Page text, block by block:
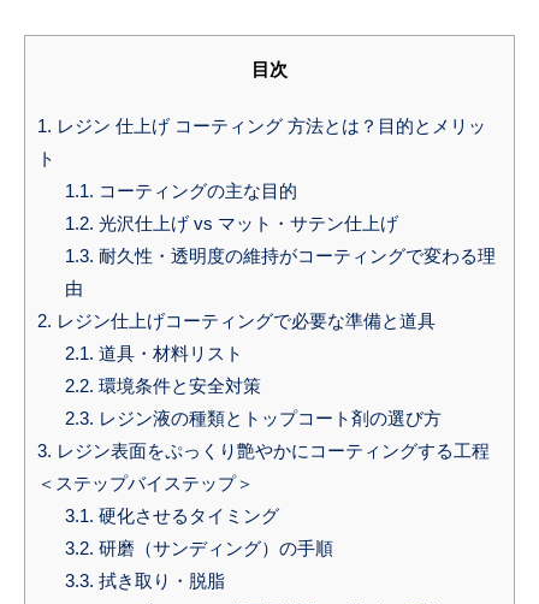
目次
1. レジン 仕上げ コーティング 方法とは？目的とメリッ
ト
1.1. コーティングの主な目的
1.2. 光沢仕上げ vs マット・サテン仕上げ
1.3. 耐久性・透明度の維持がコーティングで変わる理
由
2. レジン仕上げコーティングで必要な準備と道具
2.1. 道具・材料リスト
2.2. 環境条件と安全対策
2.3. レジン液の種類とトップコート剤の選び方
3. レジン表面をぷっくり艶やかにコーティングする工程
＜ステップバイステップ＞
3.1. 硬化させるタイミング
3.2. 研磨（サンディング）の手順
3.3. 拭き取り・脱脂